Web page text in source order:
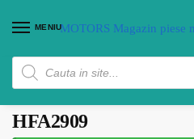
MENIU
HFA2909